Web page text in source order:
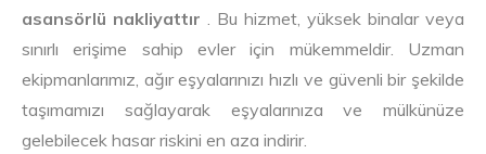
asansörlü nakliyattır . Bu hizmet, yüksek binalar veya
sınırlı erişime sahip evler için mükemmeldir. Uzman
ekipmanlarımız, ağır eşyalarınızı hızlı ve güvenli bir şekilde
taşımamızı sağlayarak eşyalarınıza ve mülkünüze
gelebilecek hasar riskini en aza indirir.